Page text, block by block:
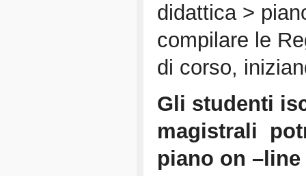
didattica >
compilare le
di corso,
Gli studenti
magistrali
piano on –line